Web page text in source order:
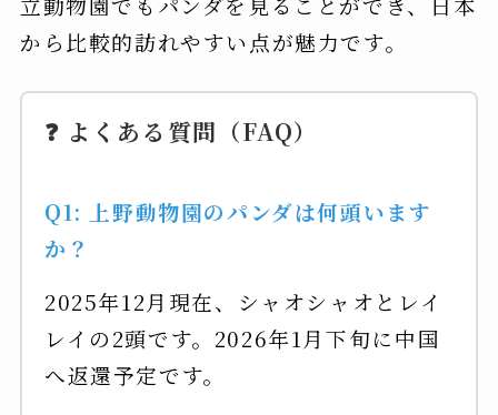
から比較的訪れやすい点が魅力です。
❓ よくある質問（FAQ）
Q1: 上野動物園のパンダは何頭います
か？
2025年12月現在、シャオシャオとレイ
レイの2頭です。2026年1月下旬に中国
へ返還予定です。